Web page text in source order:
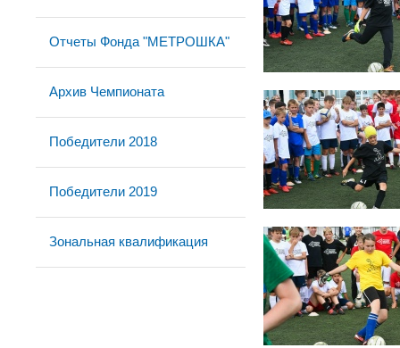
Отчеты Фонда "МЕТРОШКА"
Архив Чемпионата
Победители 2018
Победители 2019
Зональная квалификация